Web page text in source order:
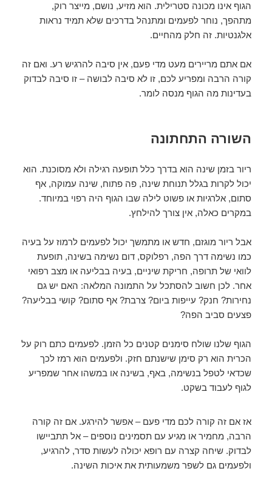
הגוף אינו מכונה סטרילית. הוא מזיע, נושם, מייצר רוק,
מתהפך, נוחר לפעמים ומתנהל בדרכים שלא תמיד נראות
אלגנטיות. זה חלק מהחיים.
אם אתם מריירים מעט מדי פעם, אין סיבה להרגיש רע. ואם זה
קורה הרבה ומפריע לכם, זו לא סיבה לבושה – זו סיבה לבדוק
בעדינות מה הגוף מנסה לומר.
השורה התחתונה
ריור בזמן שינה הוא בדרך כלל תופעה רגילה ולא מסוכנת. הוא
יכול לקרות בגלל תנוחת שינה, פה פתוח, שינה עמוקה, אף
סתום, אלרגיות או פשוט לילה שבו הגוף היה רפוי במיוחד.
במקרים כאלה, אין צורך להילחץ.
אבל ריור מוגזם, חדש או מתמשך יכול לפעמים לרמוז על בעיה
כמו נשימה דרך הפה, רפלוקס, דום נשימה בשינה, תופעת
לוואי של תרופה, חריקת שיניים, בעיה בבליעה או מצב רפואי
אחר. לכן חשוב להסתכל על התמונה המלאה: האם יש גם
נחירות? חנק? עייפות ביום? צרבת? אף סתום? קושי בבליעה?
פצעים סביב הפה?
הגוף שלנו שולח סימנים קטנים כל הזמן. לפעמים כתם רוק על
הכרית הוא רק סימן שישנתם חזק. ולפעמים הוא רמז לכך
שכדאי לטפל בנשימה, באף, בשינה או במשהו אחר שמפריע
לגוף לעבוד בשקט.
אז אם זה קורה לכם מדי פעם – אפשר להירגע. אם זה קורה
הרבה, מחמיר או מגיע עם תסמינים נוספים – אל תתביישו
לבדוק. שיחה קצרה עם רופא יכולה לעשות סדר, להרגיע,
ולפעמים גם לשפר משמעותית את איכות השינה.